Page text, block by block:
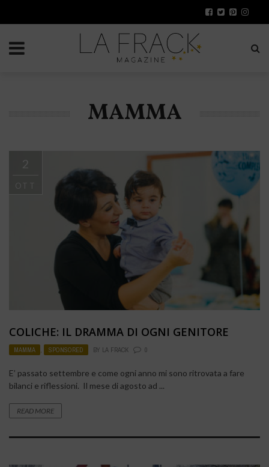
MAMMA
2
OTT
COLICHE: IL DRAMMA DI OGNI GENITORE
MAMMA , SPONSORED BY LA FRACK 0
E’ passato settembre e come ogni anno mi sono ritrovata a fare
bilanci e riflessioni. Il mese di agosto ad ...
READ MORE